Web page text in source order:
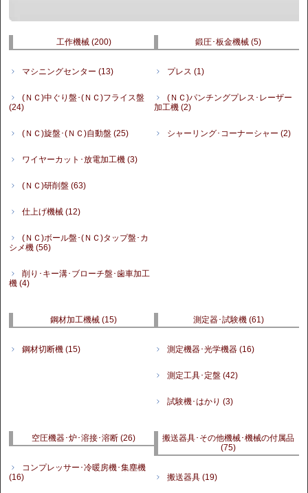
工作機械 (200)
マシニングセンター(13)
(ＮＣ)中ぐり盤･(ＮＣ)フライス盤
(24)
(ＮＣ)旋盤･(ＮＣ)自動盤(25)
ワイヤーカット･放電加工機(3)
(ＮＣ)研削盤(63)
仕上げ機械(12)
(ＮＣ)ボール盤･(ＮＣ)タップ盤･カ
シメ機(56)
削り･キー溝･ブローチ盤･歯車加工
機(4)
鍛圧･板金機械(5)
プレス (1)
(ＮＣ)パンチングプレス･レーザー
加工機 (2)
シャーリング･コーナーシャー (2)
鋼材加工機械(15)
鋼材切断機(15)
測定器･試験機 (61)
測定機器･光学機器 (16)
測定工具･定盤 (42)
試験機･はかり (3)
空圧機器･炉･溶接･溶断(26)
コンプレッサー･冷暖房機･集塵機
(16)
搬送器具･その他機械･機械の付属品
(75)
搬送器具 (19)